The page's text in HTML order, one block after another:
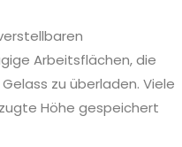
Arbeitsflächen, die
zu überladen. Viele
Höhe gespeichert